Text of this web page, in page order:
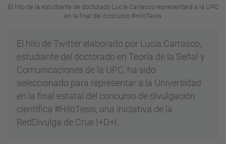
El hilo de la estudiante de doctorado Lucía Carrasco representará a la UPC
en la final del concurso #HiloTesis
El hilo de Twitter elaborado por Lucía Carrasco,
estudiante del doctorado en Teoría de la Señal y
Comunicaciones de la UPC, ha sido
seleccionado para representar a la Universidad
en la final estatal del concurso de divulgación
científica #HiloTesis, una iniciativa de la
RedDivulga de Crue I+D+I.